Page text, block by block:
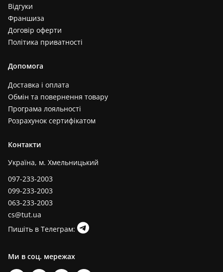
Відгуки
Франшиза
Договір оферти
Політика приватності
Допомога
Доставка і оплата
Обмін та повернення товару
Програма лояльності
Розрахунок сертифікатом
Контакти
Україна, м. Хмельницький
097-233-2003
099-233-2003
063-233-2003
cs@tut.ua
Пишіть в Телеграм:
Ми в соц. мережах